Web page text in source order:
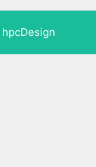
hpcDesign